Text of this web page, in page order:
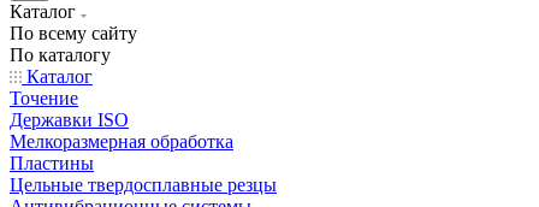
Каталог
По всему сайту
По каталогу
Каталог
Точение
Державки ISO
Мелкоразмерная обработка
Пластины
Цельные твердосплавные резцы